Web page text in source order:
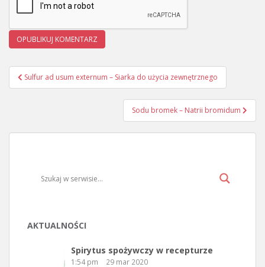
Nawigacja wpisu
Sulfur ad usum externum – Siarka do użycia zewnętrznego
Sodu bromek – Natrii bromidum
AKTUALNOŚCI
Spirytus spożywczy w recepturze
1:54 pm 29 mar 2020